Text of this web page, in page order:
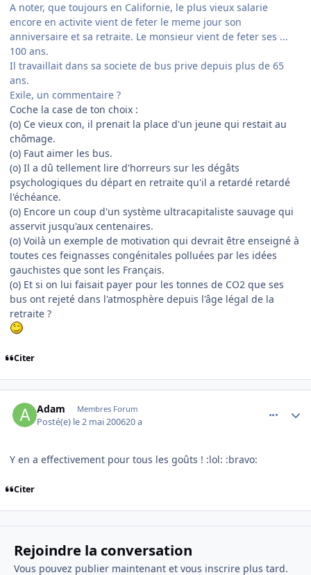
A noter, que toujours en Californie, le plus vieux salarie
encore en activite vient de feter le meme jour son
anniversaire et sa retraite. Le monsieur vient de feter ses ...
100 ans.
Il travaillait dans sa societe de bus prive depuis plus de 65
ans.
Exile, un commentaire ?
Coche la case de ton choix :
(o) Ce vieux con, il prenait la place d'un jeune qui restait au
chômage.
(o) Faut aimer les bus.
(o) Il a dû tellement lire d'horreurs sur les dégâts
psychologiques du départ en retraite qu'il a retardé retardé
l'échéance.
(o) Encore un coup d'un système ultracapitaliste sauvage qui
asservit jusqu'aux centenaires.
(o) Voilà un exemple de motivation qui devrait être enseigné à
toutes ces feignasses congénitales polluées par les idées
gauchistes que sont les Français.
(o) Et si on lui faisait payer pour les tonnes de CO2 que ses
bus ont rejeté dans l'atmosphère depuis l'âge légal de la
retraite ?
Citer
Adam Membres Forum
Posté(e) le 2 mai 200620 a
Y en a effectivement pour tous les goûts ! :lol: :bravo:
Citer
Rejoindre la conversation
Vous pouvez publier maintenant et vous inscrire plus tard.